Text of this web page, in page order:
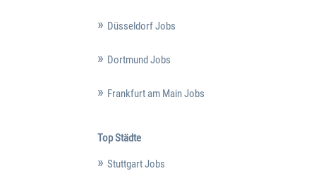
Düsseldorf Jobs
Dortmund Jobs
Frankfurt am Main Jobs
Top Städte
Stuttgart Jobs